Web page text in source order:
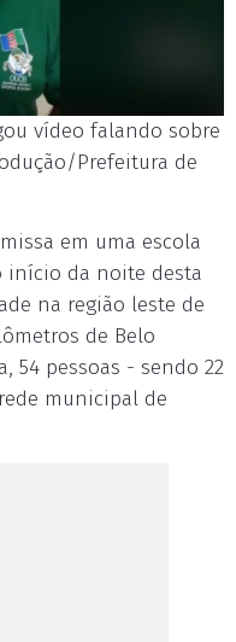
vídeo falando sobre
Prefeitura de
em uma escola
início da noite desta
na região leste de
de Belo
54 pessoas - sendo 22
municipal de